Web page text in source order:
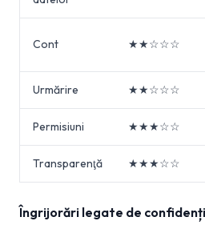
Cont ★★☆☆☆
Urmărire ★★☆☆☆
Permisiuni ★★★☆☆
Transparenţă ★★★☆☆
Îngrijorări legate de